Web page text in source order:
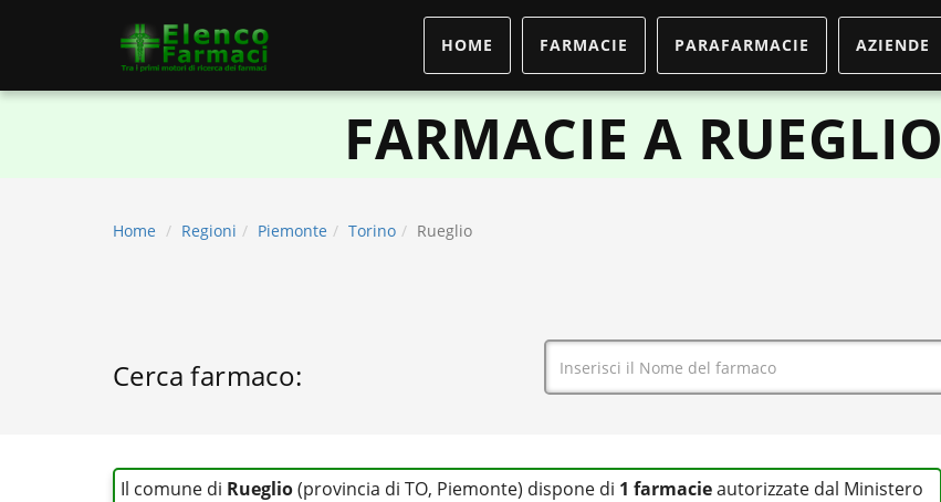
HOME FARMACIE PARAFARMACIE AZIENDE
FARMACIE A RUEGLIO
Home Regioni Piemonte Torino Rueglio
Cerca farmaco:
Il comune di Rueglio(provincia di TO, Piemonte) dispone di 1 farmacieautorizzate dal Ministero